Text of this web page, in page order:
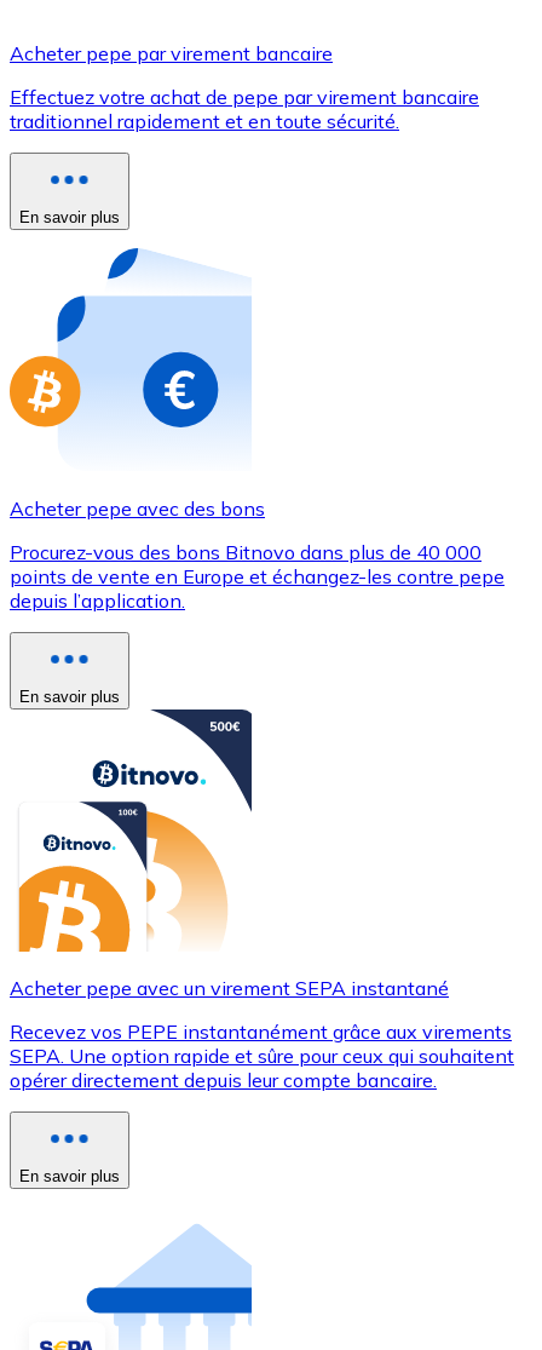
Utilisez les cartes Visa et Mastercard pour acheter
Acheter avec carte
Nouveau
Achetez des cartes-cadeaux de vos marques
Aller à la boutique de cartes-cadeaux
Acheter pepe par virement bancaire
Effectuez votre achat de pepe par virement bancaire
traditionnel rapidement et en toute sécurité.
En savoir plus
Acheter pepe avec des bons
Procurez-vous des bons Bitnovo dans plus de 40 000
points de vente en Europe et échangez-les contre pepe
depuis l’application.
En savoir plus
Acheter pepe avec un virement SEPA instantané
Recevez vos PEPE instantanément grâce aux virements
SEPA. Une option rapide et sûre pour ceux qui souhaitent
opérer directement depuis leur compte bancaire.
En savoir plus